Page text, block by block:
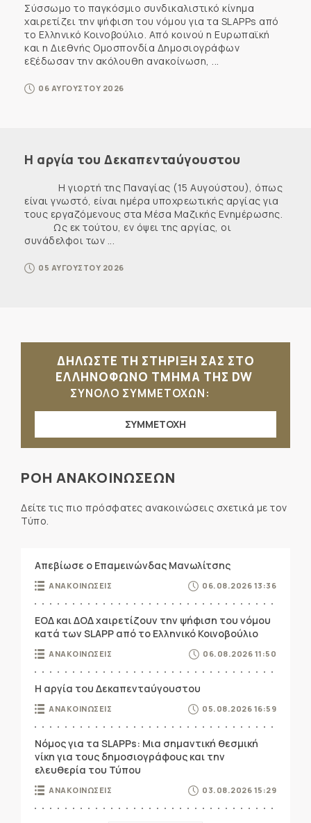
Σύσσωμο το παγκόσμιο συνδικαλιστικό κίνημα
χαιρετίζει την ψήφιση του νόμου για τα SLAPPs από
το Ελληνικό Κοινοβούλιο. Από κοινού η Ευρωπαϊκή
και η Διεθνής Ομοσπονδία Δημοσιογράφων
εξέδωσαν την ακόλουθη ανακοίνωση, ...
06 ΑΥΓΟΥΣΤΟΥ 2026
Η αργία του Δεκαπενταύγουστου
Η γιορτή της Παναγίας (15 Αυγούστου), όπως
είναι γνωστό, είναι ημέρα υποχρεωτικής αργίας για
τους εργαζόμενους στα Μέσα Μαζικής Ενημέρωσης.
Ως εκ τούτου, εν όψει της αργίας, οι
συνάδελφοι των ...
05 ΑΥΓΟΥΣΤΟΥ 2026
ΔΗΛΩΣΤΕ ΤΗ ΣΤΗΡΙΞΗ ΣΑΣ ΣΤΟ
ΕΛΛΗΝΟΦΩΝΟ ΤΜΗΜΑ ΤΗΣ DW
ΣΥΝΟΛΟ ΣΥΜΜΕΤΟΧΩΝ:
ΣΥΜΜΕΤΟΧΗ
ΡΟΗ ΑΝΑΚΟΙΝΩΣΕΩΝ
Δείτε τις πιο πρόσφατες ανακοινώσεις σχετικά με τον
Τύπο.
Απεβίωσε ο Επαμεινώνδας Μανωλίτσης
ΑΝΑΚΟΙΝΩΣΕΙΣ 06.08.2026 13:36
ΕΟΔ και ΔΟΔ χαιρετίζουν την ψήφιση του νόμου
κατά των SLAPP από το Ελληνικό Κοινοβούλιο
ΑΝΑΚΟΙΝΩΣΕΙΣ 06.08.2026 11:50
Η αργία του Δεκαπενταύγουστου
ΑΝΑΚΟΙΝΩΣΕΙΣ 05.08.2026 16:59
Νόμος για τα SLAPPs: Μια σημαντική θεσμική
νίκη για τους δημοσιογράφους και την
ελευθερία του Τύπου
ΑΝΑΚΟΙΝΩΣΕΙΣ 03.08.2026 15:29